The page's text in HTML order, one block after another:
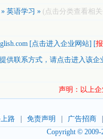
» 英语学习 » (点击分类查看相
[点击进入企业网站] [
供联系方式， 请点击进入该企
声明：以上
路| 免责声明 广告招商
Copyright ©